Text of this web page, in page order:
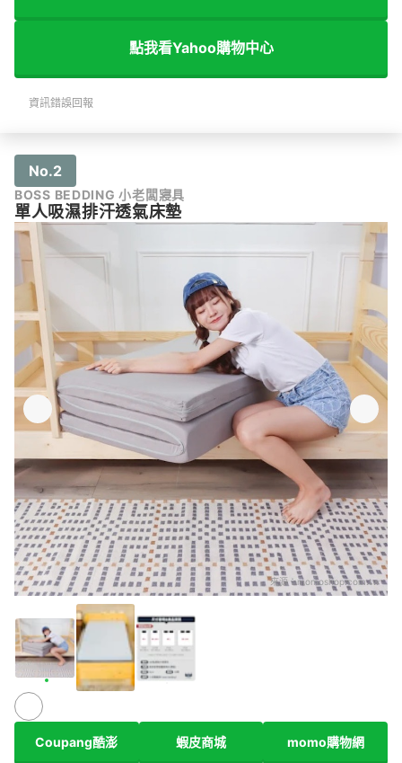
點我看Yahoo購物中心
資訊錯誤回報
No.2
BOSS BEDDING 小老闆寢具
單人吸濕排汗透氣床墊
來源：momoshop.com.tw
Coupang酷澎 蝦皮商城 momo購物網